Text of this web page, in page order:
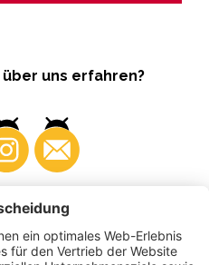
uns erfahren?
Produzenten